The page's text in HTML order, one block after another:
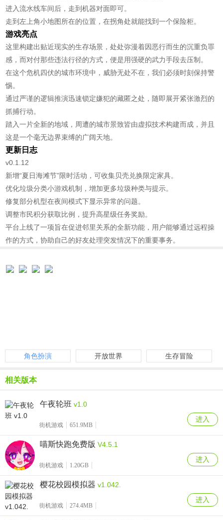
进入流水线车间后，走到机器对面即可。
走到左上角小地图所在的位置，在拐角处就能找到一个保险柜。
游戏亮点
这里构建出贴近现实的生存场景，处处弥漫着因恶行而生的沉重负罪
感，而对付那些违法行径的方式，便是用强硬的武力手段去压制。
在这个危机四伏的城市环境中，威胁无处不在，我们必须时刻保持警
惕。
通过严谨的逻辑推演迅速锁定嫌犯的藏匿之处，随即展开紧张激烈的
抓捕行动。
踏入一片全新的地域，周遭的城市景致皆由虚拟技术构建而成，并且
这是一个毫无边界束缚的广阔天地。
更新日志
v0.1.12
新增“夏日海滩节”限时活动，可收集贝壳兑换限定家具。
优化垃圾分类小游戏机制，增加更多垃圾种类与提示。
修复部分机型在夜间模式下显示异常的问题。
调整市民积分获取比例，提升高星级任务奖励。
平台上线了一项旨在促进邻里关系的全新功能，用户能够通过远程操
作的方式，协助自己的好友处理突发情况下的重要事务。
角色扮演 开放世界 生存冒险
相关版本
午夜轮班 v1.0
街机游戏 651.9MB
进入
喵斯快跑免费版 V4.5.1
街机游戏 1.20GB
进入
樱花校园模拟器 v1.042.
街机游戏 274.4MB
进入